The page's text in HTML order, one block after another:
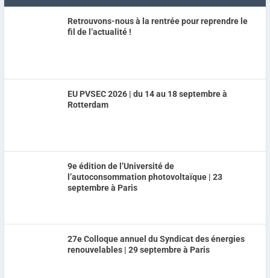
Retrouvons-nous à la rentrée pour reprendre le
fil de l’actualité !
EU PVSEC 2026 | du 14 au 18 septembre à
Rotterdam
9e édition de l’Université de
l’autoconsommation photovoltaïque | 23
septembre à Paris
27e Colloque annuel du Syndicat des énergies
renouvelables | 29 septembre à Paris